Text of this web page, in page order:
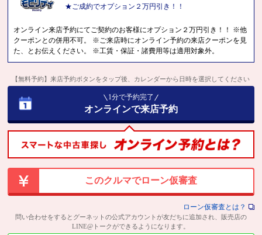
★ご成約でオプション２万円引き！！
オンライン来店予約にてご契約のお客様にオプション２万円引き！！ ※他
クーポンとの併用不可。 ※ご来店時にオンライン予約の来店クーポンを見
た、とお伝えください。 ※工賃・保証・諸費用等は適用対象外。
【無料予約】来店予約ボタンをタップ後、カレンダーから日時を選択してください
1分で予約完了
オンラインで来店予約
このクルマでローン仮審査
ローン仮審査とは？
問い合わせをするとグーネットの公式アカウントが友だちに追加され、販売店の
LINE@トークができるようになります。